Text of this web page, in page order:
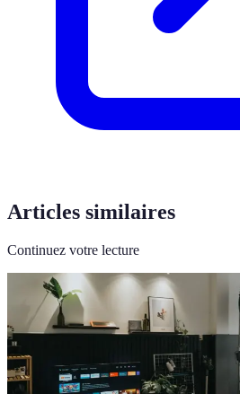
Articles similaires
Continuez votre lecture